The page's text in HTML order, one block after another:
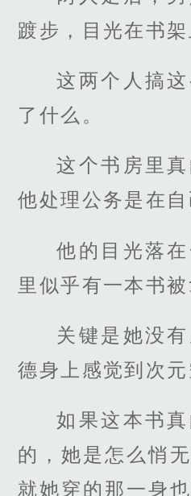
踱步，目光在书架
这两个人搞
了什么。
这个书房里
他处理公务是在自
他的目光落
里似乎有一本书被
关键是她没
德身上感觉到次元
如果这本书
的，她是怎么悄
就她穿的那一身